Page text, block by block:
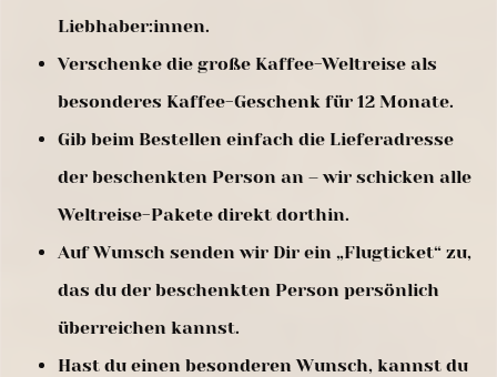
Liebhaber:innen.
Verschenke die große Kaffee-Weltreise als
besonderes Kaffee-Geschenk für 12 Monate.
Gib beim Bestellen einfach die Lieferadresse
der beschenkten Person an – wir schicken alle
Weltreise-Pakete direkt dorthin.
Auf Wunsch senden wir Dir ein „Flugticket“ zu,
das du der beschenkten Person persönlich
überreichen kannst.
Hast du einen besonderen Wunsch, kannst du